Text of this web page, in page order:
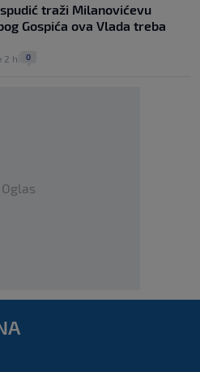
traži Milanovićevu
Gospića ova Vlada treba
2 h 0
Oglas